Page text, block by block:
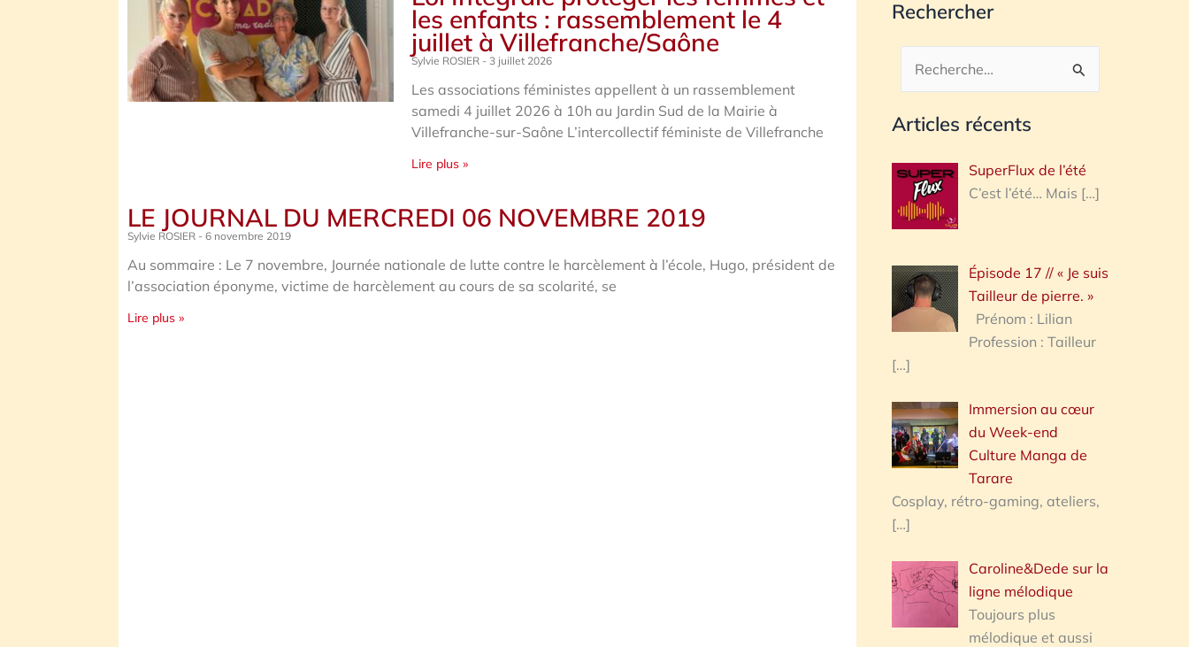
les enfants : rassemblement le 4
juillet à Villefranche/Saône
Sylvie ROSIER 3 juillet 2026
Les associations féministes appellent à un rassemblement
samedi 4 juillet 2026 à 10h au Jardin Sud de la Mairie à
Villefranche-sur-Saône L’intercollectif féministe de Villefranche
Lire plus »
LE JOURNAL DU MERCREDI 06 NOVEMBRE 2019
Sylvie ROSIER 6 novembre 2019
Au sommaire : Le 7 novembre, Journée nationale de lutte contre le harcèlement à l’école, Hugo, président de
l’association éponyme, victime de harcèlement au cours de sa scolarité, se
Lire plus »
Rechercher
Rechercher :
Articles récents
SuperFlux de l’été
C’est l’été… Mais […]
Épisode 17 // « Je suis
Tailleur de pierre. »
Prénom : Lilian
Profession : Tailleur
[…]
Immersion au cœur
du Week-end
Culture Manga de
Tarare
Cosplay, rétro-gaming, ateliers,
[…]
Caroline&Dede sur la
ligne mélodique
Toujours plus
mélodique et aussi